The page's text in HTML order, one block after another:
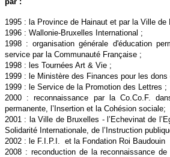
1995 : la Province de Hainaut et par la Ville de
1996 : Wallonie-Bruxelles International ;
1998 : organisation générale d'éducation
service par la Communauté Française ;
1998 : les Tournées Art & Vie ;
1999 : le Ministère des Finances pour les
1999 : le Service de la Promotion des Lettres ;
2000 : reconnaissance par la Co.Co.F.
permanente, l’Insertion et la Cohésion sociale;
2001 : la Ville de Bruxelles - l’Echevinat de
Solidarité Internationale, de l’Instruction
2002 : le F.I.P.I. et la Fondation Roi Baudouin
2008 : reconduction de la reconnaissance